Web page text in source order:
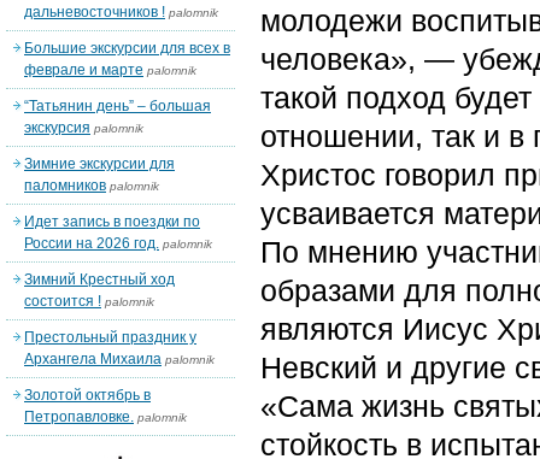
молодежи
человека», —
такой подход
отношении, так и в
Христос говорил
усваивается
По мнению
образами для
являются Иисус
Невский и другие
«Сама жизнь
стойкость в
дальневосточников ! palomnik
Большие экскурсии для всех в
феврале и марте palomnik
“Татьянин день” – большая
экскурсия palomnik
Зимние экскурсии для
паломников palomnik
Идет запись в поездки по
России на 2026 год. palomnik
Зимний Крестный ход
состоится ! palomnik
Престольный праздник у
Архангела Михаила palomnik
Золотой октябрь в
Петропавловке. palomnik